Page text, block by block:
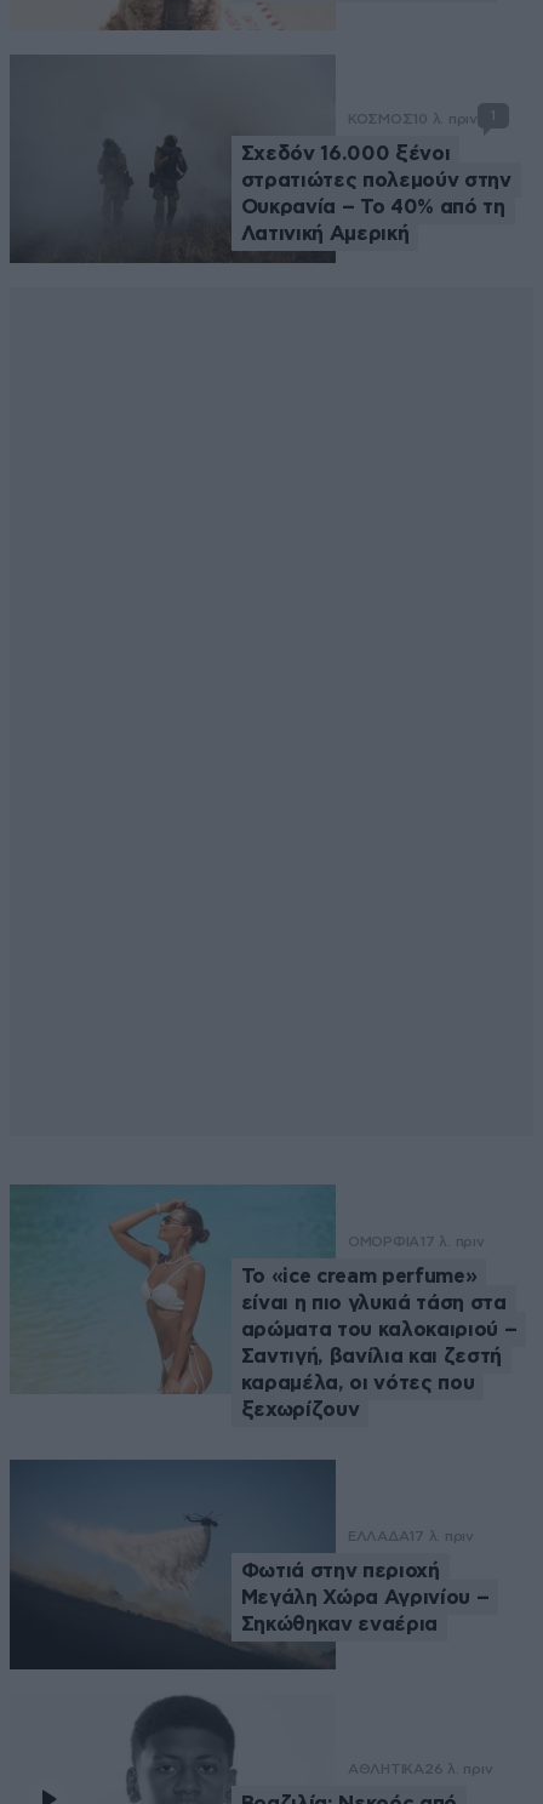
ΚΟΣΜΟΣ 10 λ. πριν
Σχεδόν 16.000 ξένοι
στρατιώτες πολεμούν στην
Ουκρανία – Το 40% από τη
Λατινική Αμερική
ΟΜΟΡΦΙΑ 17 λ. πριν
Το «ice cream perfume»
είναι η πιο γλυκιά τάση στα
αρώματα του καλοκαιριού –
Σαντιγή, βανίλια και ζεστή
καραμέλα, οι νότες που
ξεχωρίζουν
ΕΛΛΑΔΑ 17 λ. πριν
Φωτιά στην περιοχή
Μεγάλη Χώρα Αγρινίου –
Σηκώθηκαν εναέρια
ΑΘΛΗΤΙΚΑ26 λ. πριν